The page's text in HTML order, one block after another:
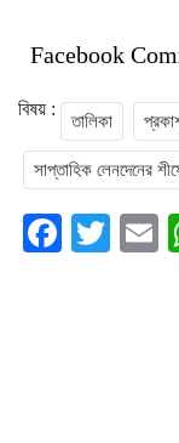
Facebook
বিষয় :
তালিকা
সাপ্তাহিক লেনদেনের